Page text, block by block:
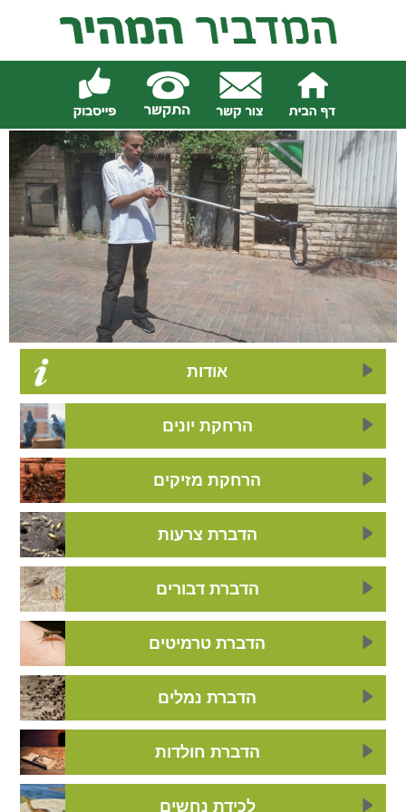
אודות
הרחקת יונים
הרחקת מזיקים
הדברת צרעות
הדברת דבורים
הדברת טרמיטים
הדברת נמלים
הדברת חולדות
לכידת נחשים